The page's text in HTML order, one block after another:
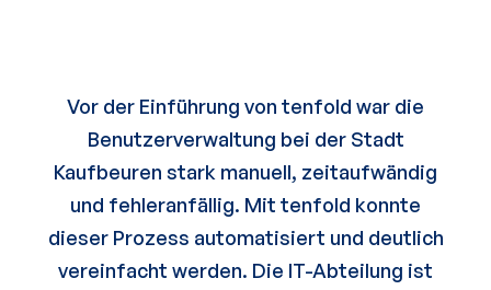
Vor der Einführung von tenfold war die
Benutzerverwaltung bei der Stadt
Kaufbeuren stark manuell, zeitaufwändig
und fehleranfällig. Mit tenfold konnte
dieser Prozess automatisiert und deutlich
vereinfacht werden. Die IT-Abteilung ist